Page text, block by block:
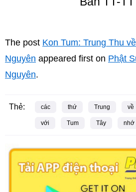
The post Kon Tum: Trung Thu
Nguyên appeared first on Phật
Nguyên.
Thẻ: các thứ Trung về
với Tum Tây nhớ